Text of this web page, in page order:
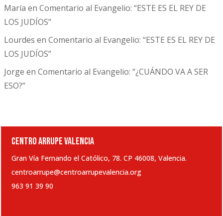
María en Comentario al Evangelio: “ESTE ES EL REY DE
LOS JUDÍOS”
Lourdes en Comentario al Evangelio: “ESTE ES EL REY DE
LOS JUDÍOS”
Jorge en Comentario al Evangelio: “¿CUÁNDO VA A SER
ESO?”
CENTRO ARRUPE VALENCIA
Gran Vía Fernando el Católico, 78. CP 46008, Valencia.
centroarrupe@centroarrupevalencia.org
963 91 39 90